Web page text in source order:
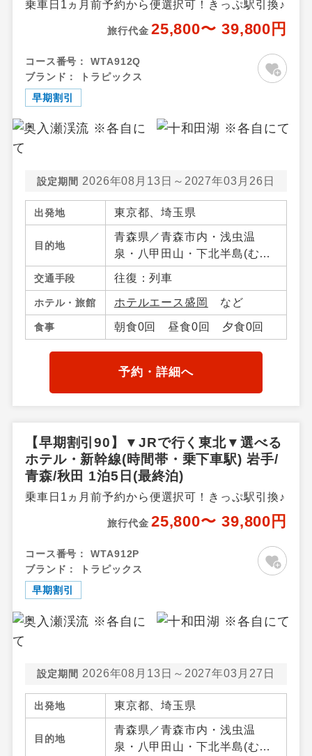
乗車日1ヵ月前予約から便選択可！きっぷ駅引換♪
旅行代金 25,800〜 39,800円
コース番号：
WTA912Q
ブランド：
トラピックス
早期割引
設定期間 2026年08月13日～2027年03月26日
出発地 東京都、埼玉県
目的地
青森県／青森市内・浅虫温
泉・八甲田山・下北半島(む
つ・大間)・八戸・十和田湖・
奥入瀬（青森県）・大鰐・碇
ケ関・不老不死・鰺ケ沢・弘
前・三沢・竜飛岬・青森県そ
の他、岩手県／盛岡市・つな
ぎ・鶯宿温泉・八幡平・雫
石・二戸・小岩井農場・平
輪・湯瀬温泉・玉川温泉・田
沢湖高原・乳頭温泉郷・十和
田湖秋田県
交通手段 往復：列車
ホテル・旅館 ホテルエース盛岡 など
食事 朝食0回 昼食0回 夕食0回
予約・詳細へ
【早期割引90】▼JRで行く東北▼選べる
ホテル・新幹線(時間帯・乗下車駅) 岩手/
青森/秋田 1泊5日(最終泊)
乗車日1ヵ月前予約から便選択可！きっぷ駅引換♪
旅行代金 25,800〜 39,800円
コース番号：
WTA912P
ブランド：
トラピックス
早期割引
設定期間 2026年08月13日～2027年03月27日
出発地 東京都、埼玉県
目的地
青森県／青森市内・浅虫温
泉・八甲田山・下北半島(む